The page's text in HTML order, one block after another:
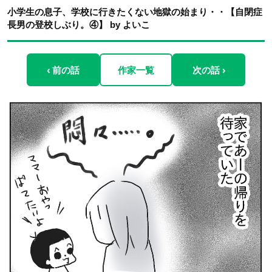
小学生の息子、学校に行きたくない地獄の始まり・・【自閉症
長男の登校しぶり。④】 by よいこ
‹ 前の話 作家一覧 次の話 ›